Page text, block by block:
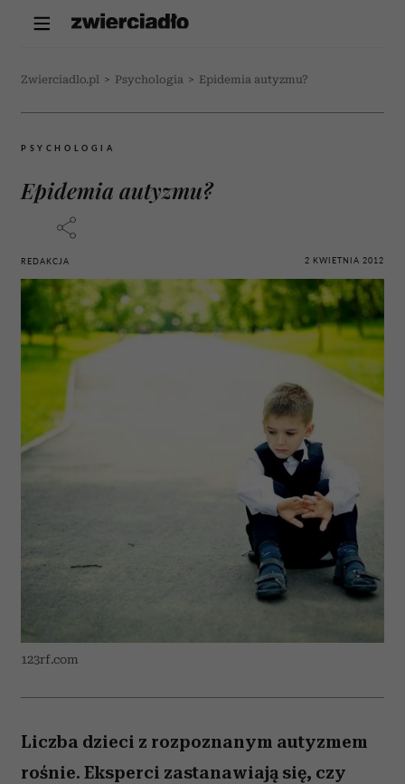
Zwierciadlo.pl > Psychologia > Epidemia autyzmu?
PSYCHOLOGIA
Epidemia autyzmu?
REDAKCJA 2 KWIETNIA 2012
123rf.com
Liczba dzieci z rozpoznanym autyzmem
rośnie. Eksperci zastanawiają się, czy